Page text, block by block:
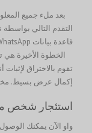
بعد ملء جميع
التقدم التالي
قاعدة بيانات WhatsApp ثم سيعرض لك النتيجة المخترقة.
الخطوة الأخيرة هي
تقوم بالاختراق
إكمال عرض بسيط.
استئجار شخص
واو الآن يمكنك